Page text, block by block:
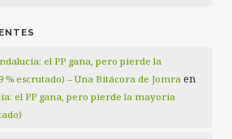
el PP gana, pero pierde la
% escrutado) – Una Bitácora de Jomra en
el PP gana, pero pierde la mayoría